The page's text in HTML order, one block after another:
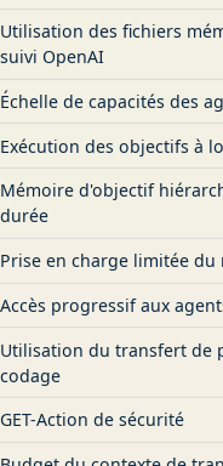
Utilisation des fichiers
suivi OpenAI
Échelle de capacités des
Exécution des objectifs à
Mémoire d'objectif
durée
Prise en charge limitée du
Accès progressif aux
Utilisation du transfert de
codage
GET-Action de sécurité